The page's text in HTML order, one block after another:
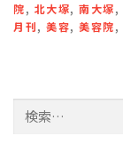
院, 北大塚, 南大塚,
月刊, 美容, 美容院,
索: